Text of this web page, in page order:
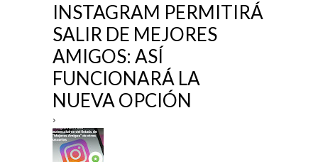
INSTAGRAM PERMITIRÁ
SALIR DE MEJORES
AMIGOS: ASÍ
FUNCIONARÁ LA
NUEVA OPCIÓN
›